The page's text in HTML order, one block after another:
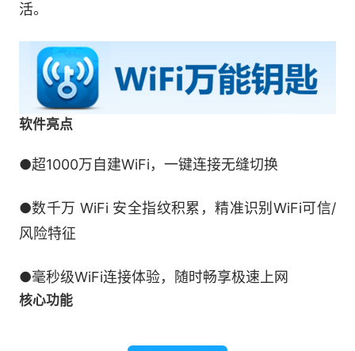
活。
软件亮点
●超1000万自建WiFi，一键连接无缝切换
●数千万 WiFi 安全指纹积累，精准识别WiFi可信/
风险特征
●毫秒级WiFi连接体验，随时畅享极速上网
核心功能